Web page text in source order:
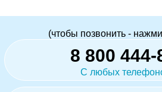
(чтобы позвонить -
8 800 444-
С любых